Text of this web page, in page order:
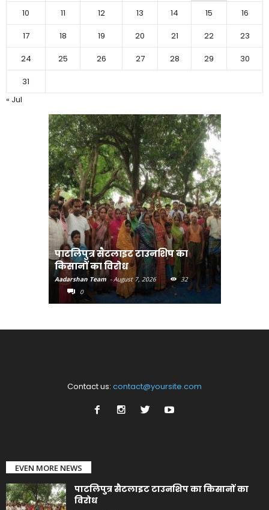
10
11 12 13 14 15
16
17
18 19 20 21 22
23
24
25 26 27 28 29
30
31
« Jul
पाटलिपुत्र सैटलाइट टाउनशिप का
किसानों का विरोध
Aadarshan Team - August 7, 2026
32
0
Contact us: contact@yoursite.com
EVEN MORE NEWS
पाटलिपुत्र सैटलाइट टाउनशिप का किसानों का
विरोध